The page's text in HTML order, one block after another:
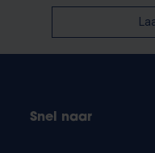
Snel naar